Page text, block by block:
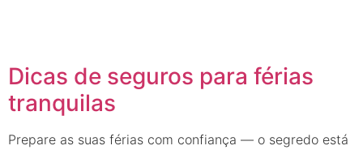
Dicas de seguros para férias
tranquilas
Prepare as suas férias com confiança — o segredo está